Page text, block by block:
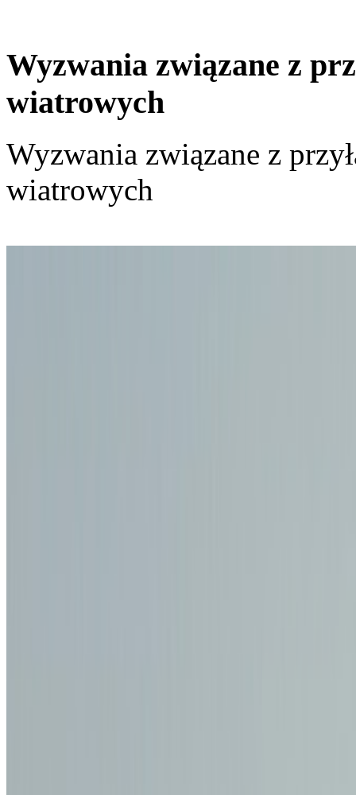
Wyzwania związane z
wiatrowych
Wyzwania związane z
wiatrowych